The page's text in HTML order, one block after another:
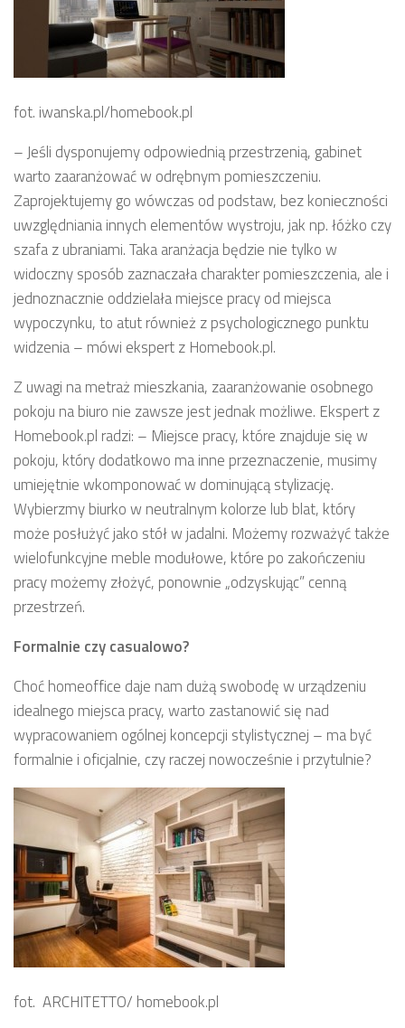
fot. iwanska.pl/homebook.pl
– Jeśli dysponujemy odpowiednią przestrzenią, gabinet
warto zaaranżować w odrębnym pomieszczeniu.
Zaprojektujemy go wówczas od podstaw, bez konieczności
uwzględniania innych elementów wystroju, jak np. łóżko czy
szafa z ubraniami. Taka aranżacja będzie nie tylko w
widoczny sposób zaznaczała charakter pomieszczenia, ale i
jednoznacznie oddzielała miejsce pracy od miejsca
wypoczynku, to atut również z psychologicznego punktu
widzenia – mówi ekspert z Homebook.pl.
Z uwagi na metraż mieszkania, zaaranżowanie osobnego
pokoju na biuro nie zawsze jest jednak możliwe. Ekspert z
Homebook.pl radzi: – Miejsce pracy, które znajduje się w
pokoju, który dodatkowo ma inne przeznaczenie, musimy
umiejętnie wkomponować w dominującą stylizację.
Wybierzmy biurko w neutralnym kolorze lub blat, który
może posłużyć jako stół w jadalni. Możemy rozważyć także
wielofunkcyjne meble modułowe, które po zakończeniu
pracy możemy złożyć, ponownie „odzyskując” cenną
przestrzeń.
Formalnie czy casualowo?
Choć homeoffice daje nam dużą swobodę w urządzeniu
idealnego miejsca pracy, warto zastanowić się nad
wypracowaniem ogólnej koncepcji stylistycznej – ma być
formalnie i oficjalnie, czy raczej nowocześnie i przytulnie?
fot. ARCHITETTO/ homebook.pl